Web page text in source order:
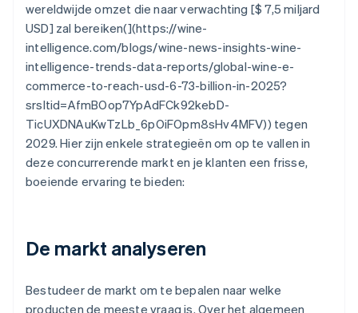
wereldwijde omzet die naar verwachting [$ 7,5 miljard
USD] zal bereiken(](https://wine-
intelligence.com/blogs/wine-news-insights-wine-
intelligence-trends-data-reports/global-wine-e-
commerce-to-reach-usd-6-73-billion-in-2025?
srsltid=AfmBOop7YpAdFCk92kebD-
TicUXDNAuKwTzLb_6pOiFOpm8sHv4MFV)) tegen
2029. Hier zijn enkele strategieën om op te vallen in
deze concurrerende markt en je klanten een frisse,
boeiende ervaring te bieden:
De markt analyseren
Bestudeer de markt om te bepalen naar welke
producten de meeste vraag is. Over het algemeen